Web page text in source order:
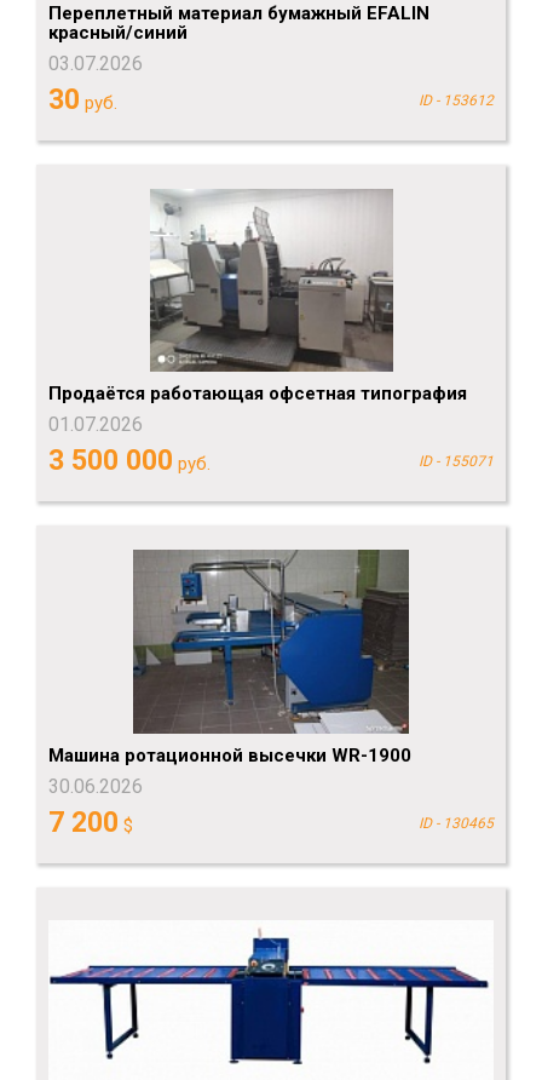
Переплетный материал бумажный EFALIN
красный/синий
03.07.2026
30 руб. ID - 153612
Продаётся работающая офсетная типография
01.07.2026
3 500 000 руб. ID - 155071
Машина ротационной высечки WR-1900
30.06.2026
7 200 $ ID - 130465